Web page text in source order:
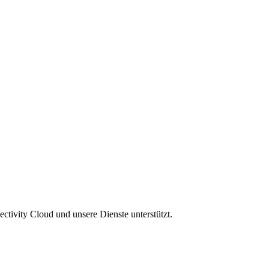
Cloud und unsere Dienste unterstützt.